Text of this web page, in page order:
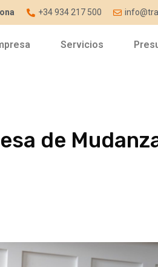
+34 934 217 500
Servicios
de